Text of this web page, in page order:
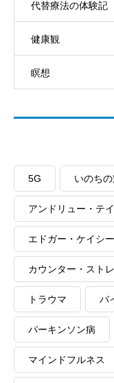
代替療法の体験記
健康観
瞑想
5G いのちの
アンドリュー・テ
エドガー・ケイシー
カウンター・スト
トラウマ バ
パーキンソン病
マインドフルネス